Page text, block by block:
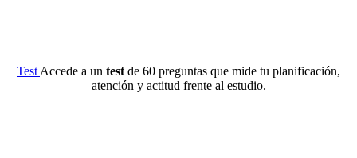
Test Accede a un test de 60 preguntas que mide tu planificación,
atención y actitud frente al estudio.